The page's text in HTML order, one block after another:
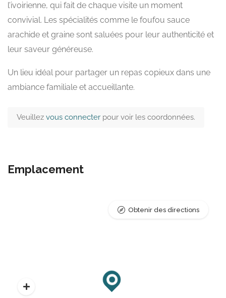
l’ivoirienne, qui fait de chaque visite un moment
convivial. Les spécialités comme le foufou sauce
arachide et graine sont saluées pour leur authenticité et
leur saveur généreuse.
Un lieu idéal pour partager un repas copieux dans une
ambiance familiale et accueillante.
Veuillez vous connecter pour voir les coordonnées.
Emplacement
Obtenir des directions